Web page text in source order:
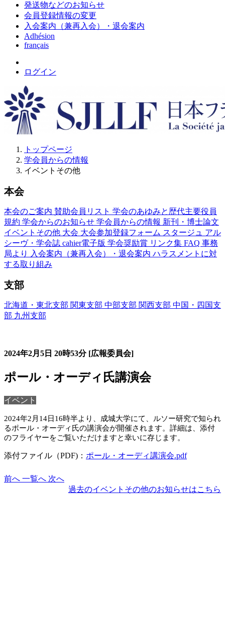
発送物などのお知らせ
会員登録情報の変更
入会案内（兼再入会）・退会案内
Adhésion
français
ログイン
トップページ
学会員からの情報
イベントその他
本会
本会のご案内 賛助会員リスト 学会のあゆみと歴代主要役員
規約 学会からのお知らせ 学会員からの情報 新刊・博士論文
イベントその他 大会 大会参加登録フォーム スタージュ アル
シーヴ・学会誌 cahier電子版 学会奨励賞 リンク集 FAQ 事務
局より
入会案内（兼再入会）・退会案内 ハラスメントに対
する取り組み
支部
北海道・東北支部 関東支部 中部支部 関西支部 中国・四国支
部 九州支部
2024年2月5日 20時53分 [広報委員会]
ポール・オーディ氏講演会
イベント
2024年2月14日16時半より、成城大学にて、ルソー研究で知られ
るポール・オーディ氏の講演会が開催されます。詳細は、添付
のフライヤーをご覧いただけますと幸いに存じます。
添付ファイル（PDF)： ポール・オーディ講演会.pdf
前へ 一覧へ 次へ
過去のイベントその他のお知らせはこちら